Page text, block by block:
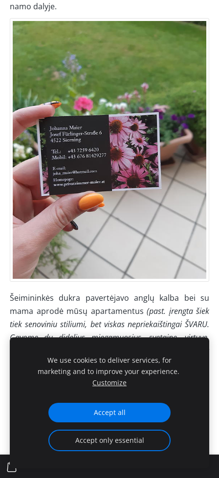
namo dalyje.
Šeimininkės dukra pavertėjavo anglų kalba bei su
mama aprodė mūsų apartamentus (past. įrengta šiek
tiek senoviniu stiliumi, bet viskas nepriekaištingai ŠVARU.
Gavome du didelius miegamuosius, svetainę, virtuvę,
Ant lovų laukė mini saldėsiai. Virtuvėje
patiekti reikalingi indai. Už papildomą mokestį galima
We use cookies to deliver services, for
marketing and to improve your experience.
Customize
Accept all
Accept only essential